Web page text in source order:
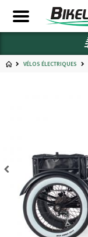
VÉLOS ÉLECTRIQUES